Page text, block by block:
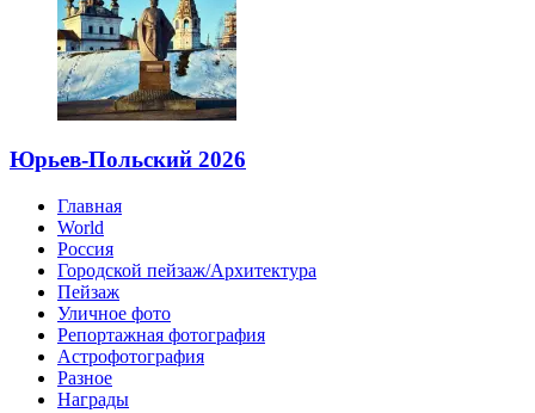
Юрьев-Польский 2026
Главная
World
Россия
Городской пейзаж/Архитектура
Пейзаж
Уличное фото
Репортажная фотография
Астрофотография
Разное
Награды